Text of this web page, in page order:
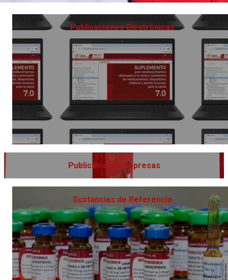
Publicaciones Electrónicas
Publicaciones Impresas
Sustancias de Referencia